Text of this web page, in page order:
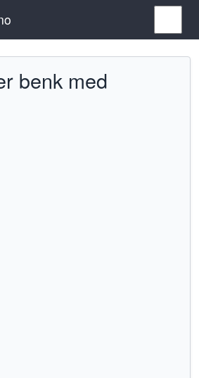
benk med